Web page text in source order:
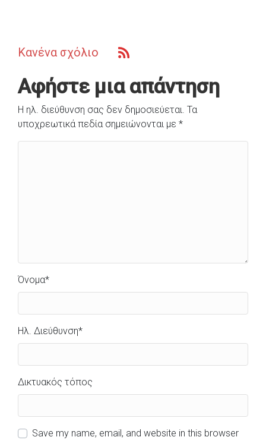
Κανένα σχόλιο
Αφήστε μια απάντηση
Η ηλ. διεύθυνση σας δεν δημοσιεύεται. Τα
υποχρεωτικά πεδία σημειώνονται με *
Όνομα*
Ηλ. Διεύθυνση*
Δικτυακός τόπος
Save my name, email, and website in this browser